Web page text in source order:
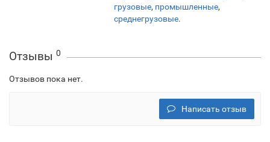
грузовые, промышленные,
среднегрузовые.
Отзывы 0
Отзывов пока нет.
Написать отзыв